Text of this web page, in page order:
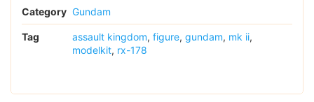
Category Gundam
Tag assault kingdom, figure, gundam, mk ii,
modelkit, rx-178